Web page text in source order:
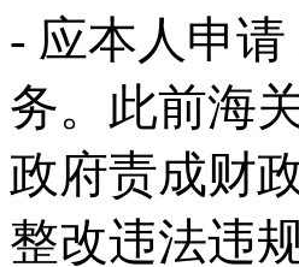
- 应本人申
务。此前海
政府责成财
整改违法违